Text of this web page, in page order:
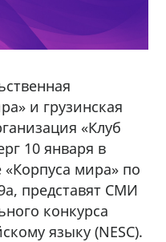
и грузинская
«Клуб
10 января в
мира» по
представят СМИ
конкурса
языку (NESC).